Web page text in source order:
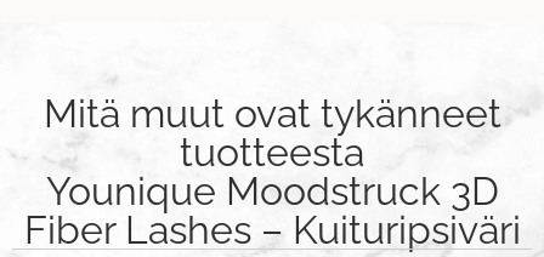
Mitä muut ovat tykänneet
tuotteesta
Younique Moodstruck 3D
Fiber Lashes – Kuituripsiväri